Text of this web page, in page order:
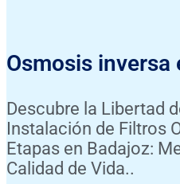
Osmosis inversa
Descubre la Libertad
Instalación de Filtros
Etapas en Badajoz:
Calidad de Vida..